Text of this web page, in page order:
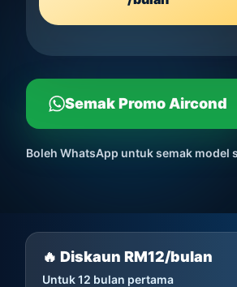
Semak Promo Aircond
Boleh WhatsApp untuk semak model
🔥 Diskaun RM12/bulan
Untuk 12 bulan pertama